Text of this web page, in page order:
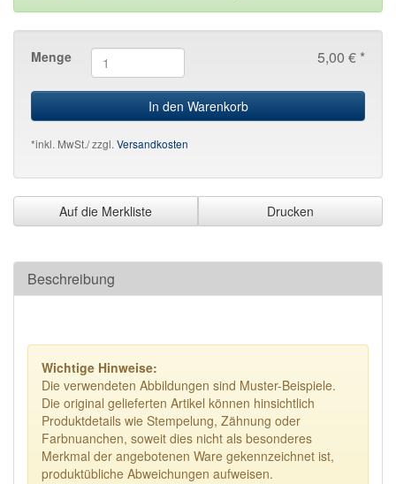
5,00 € *
Menge
In den Warenkorb
*inkl. MwSt./ zzgl.Versandkosten
Auf die Merkliste Drucken
Beschreibung
Wichtige Hinweise:
Die verwendeten Abbildungen sind Muster-Beispiele.
Die original gelieferten Artikel können hinsichtlich
Produktdetails wie Stempelung, Zähnung oder
Farbnuanchen, soweit dies nicht als besonderes
Merkmal der angebotenen Ware gekennzeichnet ist,
produktübliche Abweichungen aufweisen.